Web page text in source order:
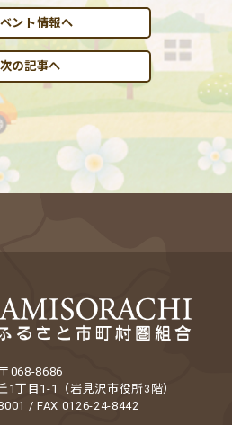
ント情報へ
次の記事へ
〒068-8686
1丁目1-1（岩見沢市役所3階）
/ FAX 0126-24-8442